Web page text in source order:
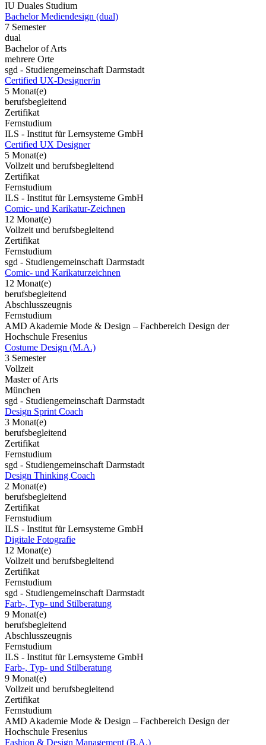
IU Duales Studium
Bachelor Mediendesign (dual)
7 Semester
dual
Bachelor of Arts
mehrere Orte
sgd - Studiengemeinschaft Darmstadt
Certified UX-Designer/in
5 Monat(e)
berufsbegleitend
Zertifikat
Fernstudium
ILS - Institut für Lernsysteme GmbH
Certified UX Designer
5 Monat(e)
Vollzeit und berufsbegleitend
Zertifikat
Fernstudium
ILS - Institut für Lernsysteme GmbH
Comic- und Karikatur-Zeichnen
12 Monat(e)
Vollzeit und berufsbegleitend
Zertifikat
Fernstudium
sgd - Studiengemeinschaft Darmstadt
Comic- und Karikaturzeichnen
12 Monat(e)
berufsbegleitend
Abschlusszeugnis
Fernstudium
AMD Akademie Mode & Design – Fachbereich Design der
Hochschule Fresenius
Costume Design (M.A.)
3 Semester
Vollzeit
Master of Arts
München
sgd - Studiengemeinschaft Darmstadt
Design Sprint Coach
3 Monat(e)
berufsbegleitend
Zertifikat
Fernstudium
sgd - Studiengemeinschaft Darmstadt
Design Thinking Coach
2 Monat(e)
berufsbegleitend
Zertifikat
Fernstudium
ILS - Institut für Lernsysteme GmbH
Digitale Fotografie
12 Monat(e)
Vollzeit und berufsbegleitend
Zertifikat
Fernstudium
sgd - Studiengemeinschaft Darmstadt
Farb-, Typ- und Stilberatung
9 Monat(e)
berufsbegleitend
Abschlusszeugnis
Fernstudium
ILS - Institut für Lernsysteme GmbH
Farb-, Typ- und Stilberatung
9 Monat(e)
Vollzeit und berufsbegleitend
Zertifikat
Fernstudium
AMD Akademie Mode & Design – Fachbereich Design der
Hochschule Fresenius
Fashion & Design Management (B.A.)